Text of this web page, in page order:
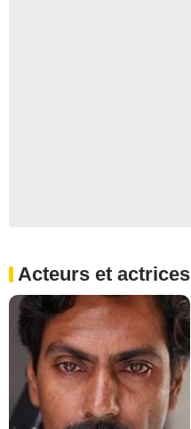
Acteurs et actrices